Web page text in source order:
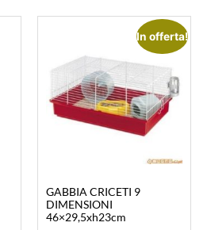
In offerta!
GABBIA CRICETI 9
DIMENSIONI
46×29,5xh23cm